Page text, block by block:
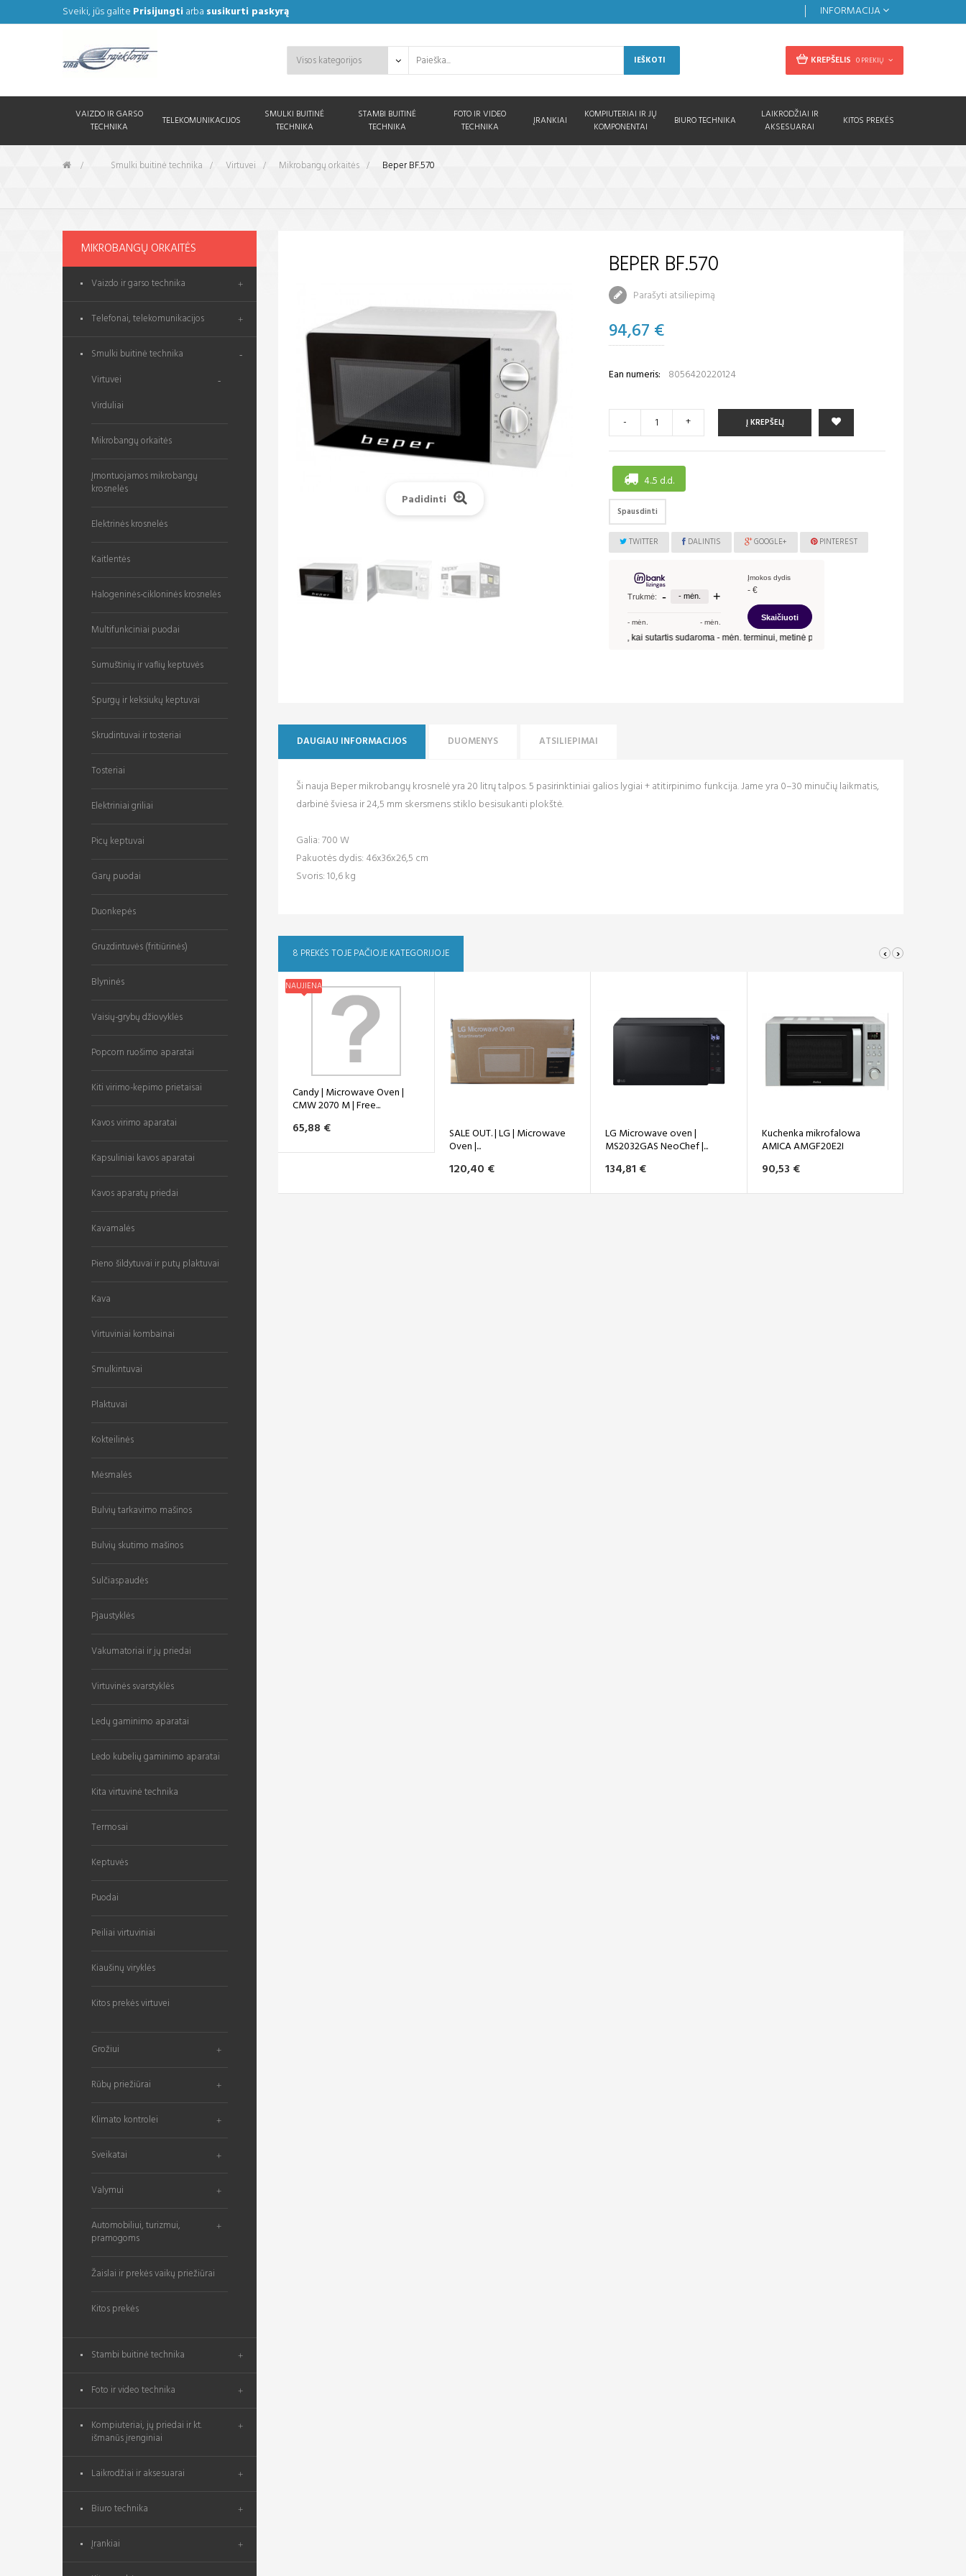
Sveiki, jūs galite Prisijungtiarba susikurti paskyrą INFORMACIJA
KREPŠELIS 0 PREKIŲ
IEŠKOTI
VAIZDO IR GARSO
TECHNIKA
TELEKOMUNIKACIJOS
SMULKI BUITINĖ
TECHNIKA
STAMBI BUITINĖ
TECHNIKA
FOTO IR VIDEO
TECHNIKA
ĮRANKIAI
KOMPIUTERIAI IR JŲ
KOMPONENTAI
BIURO TECHNIKA
LAIKRODŽIAI IR
AKSESUARAI
KITOS PREKĖS
&gt; Smulki buitinė technika > Virtuvei > Mikrobangų orkaitės > Beper BF.570
MIKROBANGŲ ORKAITĖS
Vaizdo ir garso technika
Telefonai, telekomunikacijos
Smulki buitinė technika
Virtuvei
Virduliai
Mikrobangų orkaitės
Įmontuojamos mikrobangų
krosnelės
Elektrinės krosnelės
Kaitlentės
Halogeninės-cikloninės krosnelės
Multifunkciniai puodai
Sumuštinių ir vaflių keptuvės
Spurgų ir keksiukų keptuvai
Skrudintuvai ir tosteriai
Tosteriai
Elektriniai griliai
Picų keptuvai
Garų puodai
Duonkepės
Gruzdintuvės (fritiūrinės)
Blyninės
Vaisių-grybų džiovyklės
Popcorn ruošimo aparatai
Kiti virimo-kepimo prietaisai
Kavos virimo aparatai
Kapsuliniai kavos aparatai
Kavos aparatų priedai
Kavamalės
Pieno šildytuvai ir putų plaktuvai
Kava
Virtuviniai kombainai
Smulkintuvai
Plaktuvai
Kokteilinės
Mėsmalės
Bulvių tarkavimo mašinos
Bulvių skutimo mašinos
Sulčiaspaudės
Pjaustyklės
Vakumatoriai ir jų priedai
Virtuvinės svarstyklės
Ledų gaminimo aparatai
Ledo kubelių gaminimo aparatai
Kita virtuvinė technika
Termosai
Keptuvės
Puodai
Peiliai virtuviniai
Kiaušinų viryklės
Kitos prekės virtuvei
Grožiui
Rūbų priežiūrai
Klimato kontrolei
Sveikatai
Valymui
Automobiliui, turizmui,
pramogoms
Žaislai ir prekės vaikų priežiūrai
Kitos prekės
Stambi buitinė technika
Foto ir video technika
Kompiuteriai, jų priedai ir kt.
išmanūs įrenginiai
Laikrodžiai ir aksesuarai
Biuro technika
Įrankiai
Padidinti
BEPER BF.570
Parašyti atsiliepimą
94,67 €
Ean numeris: 8056420220124
- + Į KREPŠELĮ
4..5 d.d.
Spausdinti
TWITTER DALINTIS GOOGLE+ PINTEREST
DAUGIAU INFORMACIJOS DUOMENYS ATSILIEPIMAI
Ši nauja Beper mikrobangų krosnelė yra 20 litrų talpos. 5 pasirinktiniai galios lygiai + atitirpinimo funkcija. Jame yra 0–30 minučių laikmatis,
darbinė šviesa ir 24,5 mm skersmens stiklo besisukanti plokštė.
Galia: 700 W
Pakuotės dydis: 46x36x26,5 cm
Svoris: 10,6 kg
8 PREKĖS TOJE PAČIOJE KATEGORIJOJE ‹ ›
NAUJIENA
Candy | Microwave Oven |
CMW 2070 M | Free...
65,88 € SALE OUT. | LG | Microwave
Oven |...
120,40 €
LG Microwave oven |
MS2032GAS NeoChef |...
134,81 €
Kuchenka mikrofalowa
AMICA AMGF20E2I
90,53 €